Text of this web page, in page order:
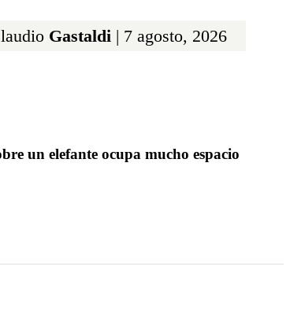
Gastaldi | 7 agosto, 2026
un elefante ocupa mucho espacio